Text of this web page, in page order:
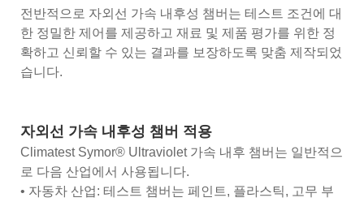
전반적으로 자외선 가속 내후성 챔버는 테스트 조건에 대
한 정밀한 제어를 제공하고 재료 및 제품 평가를 위한 정
확하고 신뢰할 수 있는 결과를 보장하도록 맞춤 제작되었
습니다.
자외선 가속 내후성 챔버 적용
Climatest Symor® Ultraviolet 가속 내후 챔버는 일반적으
로 다음 산업에서 사용됩니다.
• 자동차 산업: 테스트 챔버는 페인트, 플라스틱, 고무 부